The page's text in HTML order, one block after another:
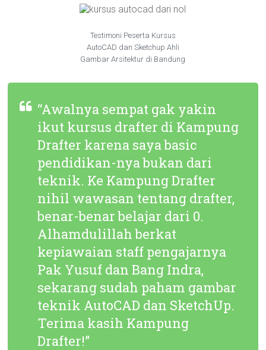
Testimoni Peserta Kursus
AutoCAD dan Sketchup Ahli
Gambar Arsitektur di Bandung
“Awalnya sempat gak yakin
ikut kursus drafter di Kampung
Drafter karena saya basic
pendidikan-nya bukan dari
teknik. Ke Kampung Drafter
nihil wawasan tentang drafter,
benar-benar belajar dari 0.
Alhamdulillah berkat
kepiawaian staff pengajarnya
Pak Yusuf dan Bang Indra,
sekarang sudah paham gambar
teknik AutoCAD dan SketchUp.
Terima kasih Kampung
Drafter!”